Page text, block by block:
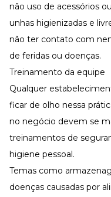
não uso de acessórios
unhas higienizadas e
não ter contato com
de feridas ou doenças.
Treinamento da equipe
Qualquer
ficar de olho nessa
no negócio devem se
treinamentos de
higiene pessoal.
Temas como
doenças causadas por